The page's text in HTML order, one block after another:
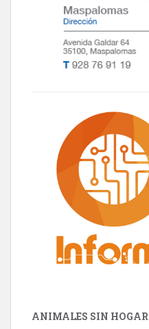
ANIMALES SIN HOGAR